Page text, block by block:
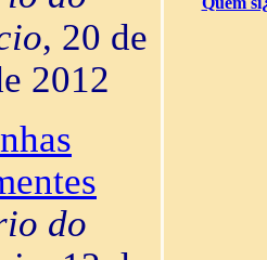
, 20 de
2012
do